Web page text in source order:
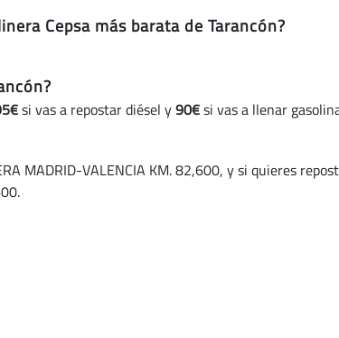
Cepsa más barata de Tarancón?
si vas a repostar diésel y90€si vas a llenar
MADRID-VALENCIA KM. 82,600, y si quieres